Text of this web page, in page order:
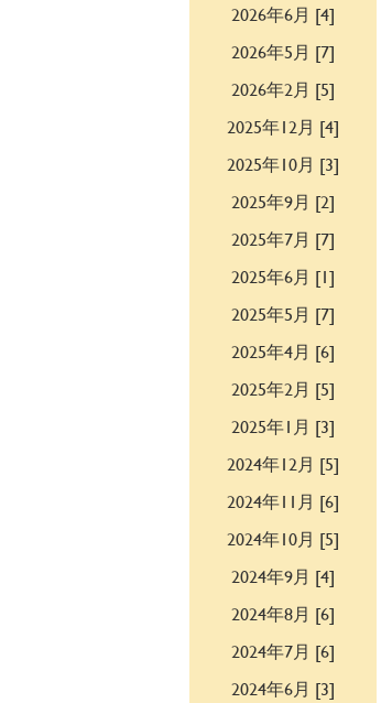
2026年6月 [4]
2026年5月 [7]
2026年2月 [5]
2025年12月 [4]
2025年10月 [3]
2025年9月 [2]
2025年7月 [7]
2025年6月 [1]
2025年5月 [7]
2025年4月 [6]
2025年2月 [5]
2025年1月 [3]
2024年12月 [5]
2024年11月 [6]
2024年10月 [5]
2024年9月 [4]
2024年8月 [6]
2024年7月 [6]
2024年6月 [3]